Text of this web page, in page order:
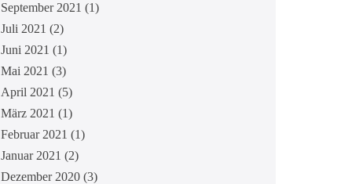
September 2021 (1)
Juli 2021 (2)
Juni 2021 (1)
Mai 2021 (3)
April 2021 (5)
März 2021 (1)
Februar 2021 (1)
Januar 2021 (2)
Dezember 2020(3)